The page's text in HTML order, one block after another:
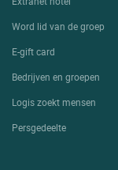
Word lid van de groep
E-gift card
Bedrijven en groepen
Logis zoekt mensen
Persgedeelte